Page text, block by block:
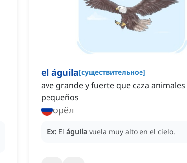
el águila[существительное]
ave grande y fuerte que caza animales
pequeños
орёл
Ex: El águila vuela muy alto en el cielo.